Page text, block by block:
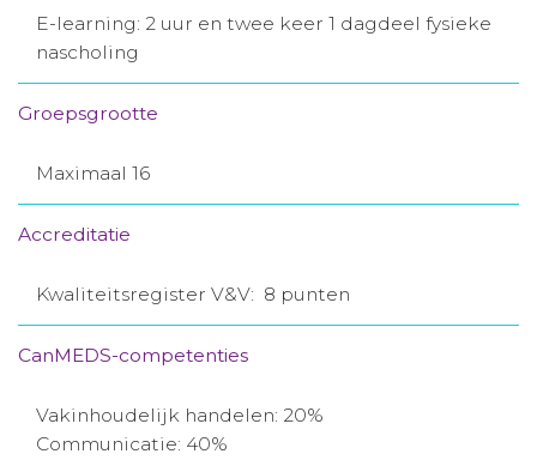
E-learning: 2 uur en twee keer 1 dagdeel fysieke
nascholing
Groepsgrootte
Maximaal 16
Accreditatie
Kwaliteitsregister V&V: 8 punten
CanMEDS-competenties
Vakinhoudelijk handelen: 20%
Communicatie: 40%